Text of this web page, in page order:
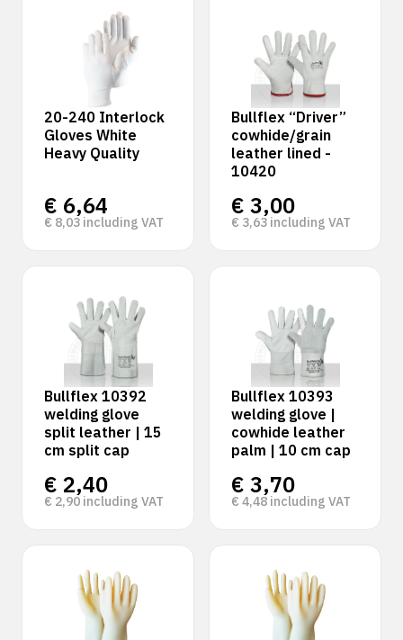
20-240 Interlock
Gloves White
Heavy Quality
€ 6,64
€ 8,03 including VAT
Bullflex “Driver”
cowhide/grain
leather lined -
10420
€ 3,00
€ 3,63 including VAT
Bullflex 10392
welding glove
split leather | 15
cm split cap
€ 2,40
€ 2,90 including VAT
Bullflex 10393
welding glove |
cowhide leather
palm | 10 cm cap
€ 3,70
€ 4,48 including VAT